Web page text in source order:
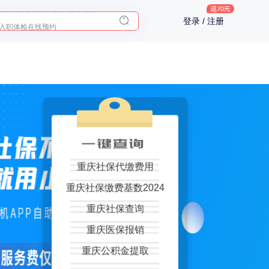
登录 / 注册
重庆社保代缴费用
重庆社保缴费基数2024
重庆社保查询
重庆医保报销
重庆公积金提取